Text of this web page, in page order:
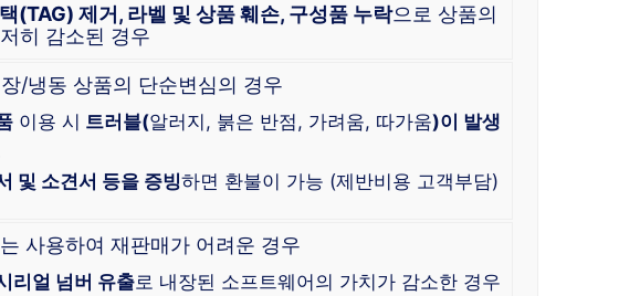
(TAG) 제거, 라벨 및 상품 훼손, 구성품 누락으로 상품의
히 감소된 경우
장/냉동 상품의 단순변심의 경우
이용 시 트러블(알러지, 붉은 반점, 가려움, 따가움)이 발생
및 소견서 등을 증빙하면 환불이 가능 (제반비용 고객부담)
는 사용하여 재판매가 어려운 경우
리얼 넘버 유출로 내장된 소프트웨어의 가치가 감소한 경우